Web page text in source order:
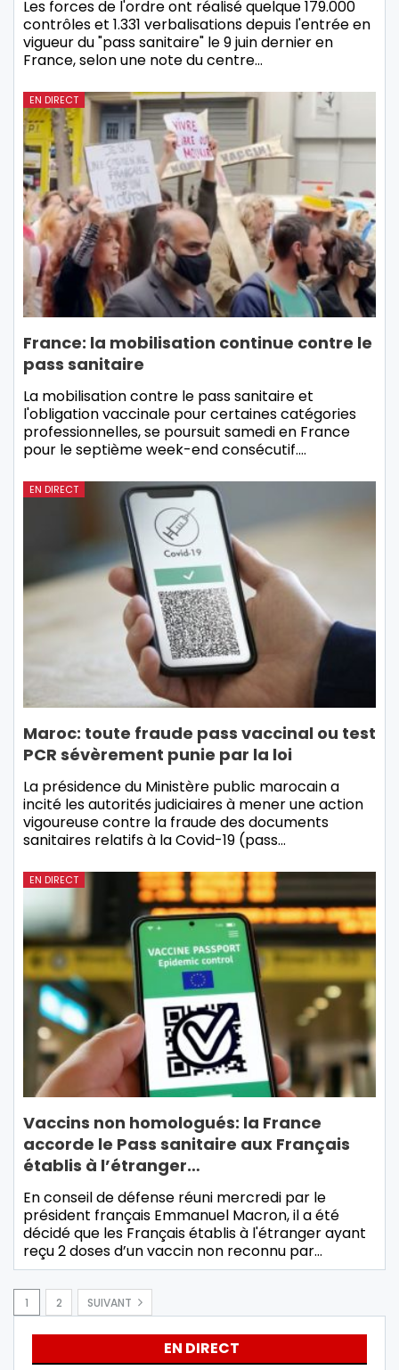
Les forces de l'ordre ont réalisé quelque 179.000
contrôles et 1.331 verbalisations depuis l'entrée en
vigueur du "pass sanitaire" le 9 juin dernier en
France, selon une note du centre…
EN DIRECT
France: la mobilisation continue contre le
pass sanitaire
La mobilisation contre le pass sanitaire et
l'obligation vaccinale pour certaines catégories
professionnelles, se poursuit samedi en France
pour le septième week-end consécutif.…
EN DIRECT
Maroc: toute fraude pass vaccinal ou test
PCR sévèrement punie par la loi
La présidence du Ministère public marocain a
incité les autorités judiciaires à mener une action
vigoureuse contre la fraude des documents
sanitaires relatifs à la Covid-19 (pass…
EN DIRECT
Vaccins non homologués: la France
accorde le Pass sanitaire aux Français
établis à l’étranger…
En conseil de défense réuni mercredi par le
président français Emmanuel Macron, il a été
décidé que les Français établis à l'étranger ayant
reçu 2 doses d’un vaccin non reconnu par…
1 2 SUIVANT
EN DIRECT